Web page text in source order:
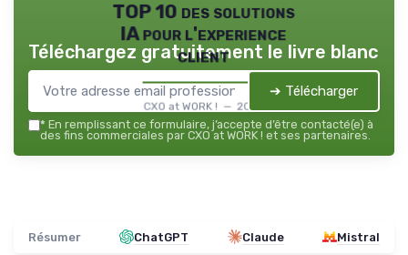
TOP 10 des solutions
IA pour l'experience
client
CXO at WORK ! — 2026
Téléchargez gratuitement le livre blanc
➔ Télécharger
* En remplissant ce formulaire, j’accepte d’être contacté(e) à
des fins commerciales par CXO at WORK ! et ses partenaires.
Résumer ChatGPT Claude Mistral